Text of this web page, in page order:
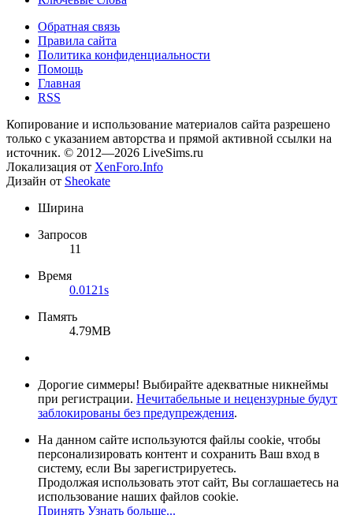
Обратная связь
Правила сайта
Политика конфиденциальности
Помощь
Главная
RSS
Копирование и использование материалов сайта разрешено
только с указанием авторства и прямой активной ссылки на
источник. © 2012—2026 LiveSims.ru
Локализация от XenForo.Info
Дизайн от Sheokate
Ширина
Запросов
11
Время
0.0121s
Память
4.79MB
Дорогие симмеры! Выбирайте адекватные никнеймы
при регистрации. Нечитабельные и нецензурные будут
заблокированы без предупреждения.
На данном сайте используются файлы cookie, чтобы
персонализировать контент и сохранить Ваш вход в
систему, если Вы зарегистрируетесь.
Продолжая использовать этот сайт, Вы соглашаетесь на
использование наших файлов cookie.
Принять Узнать больше...